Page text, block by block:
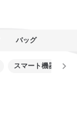
バッグ
スマート機器